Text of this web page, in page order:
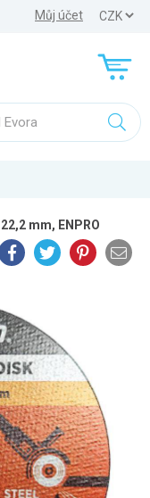
Můj účet
mm, ENPRO